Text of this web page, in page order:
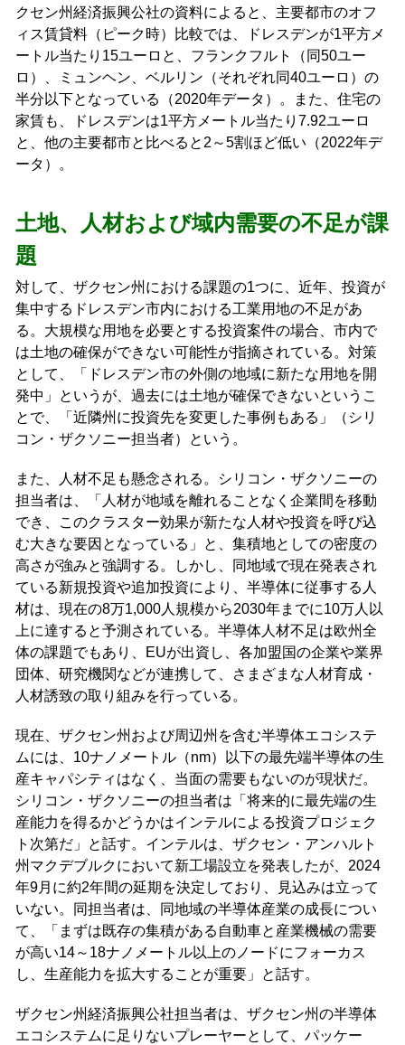
クセン州経済振興公社の資料によると、主要都市のオフ
ィス賃貸料（ピーク時）比較では、ドレスデンが1平方メ
ートル当たり15ユーロと、フランクフルト（同50ユー
ロ）、ミュンヘン、ベルリン（それぞれ同40ユーロ）の
半分以下となっている（2020年データ）。また、住宅の
家賃も、ドレスデンは1平方メートル当たり7.92ユーロ
と、他の主要都市と比べると2～5割ほど低い（2022年デ
ータ）。
土地、人材および域内需要の不足が課
題
対して、ザクセン州における課題の1つに、近年、投資が
集中するドレスデン市内における工業用地の不足があ
る。大規模な用地を必要とする投資案件の場合、市内で
は土地の確保ができない可能性が指摘されている。対策
として、「ドレスデン市の外側の地域に新たな用地を開
発中」というが、過去には土地が確保できないというこ
とで、「近隣州に投資先を変更した事例もある」（シリ
コン・ザクソニー担当者）という。
また、人材不足も懸念される。シリコン・ザクソニーの
担当者は、「人材が地域を離れることなく企業間を移動
でき、このクラスター効果が新たな人材や投資を呼び込
む大きな要因となっている」と、集積地としての密度の
高さが強みと強調する。しかし、同地域で現在発表され
ている新規投資や追加投資により、半導体に従事する人
材は、現在の8万1,000人規模から2030年までに10万人以
上に達すると予測されている。半導体人材不足は欧州全
体の課題でもあり、EUが出資し、各加盟国の企業や業界
団体、研究機関などが連携して、さまざまな人材育成・
人材誘致の取り組みを行っている。
現在、ザクセン州および周辺州を含む半導体エコシステ
ムには、10ナノメートル（nm）以下の最先端半導体の生
産キャパシティはなく、当面の需要もないのが現状だ。
シリコン・ザクソニーの担当者は「将来的に最先端の生
産能力を得るかどうかはインテルによる投資プロジェク
ト次第だ」と話す。インテルは、ザクセン・アンハルト
州マクデブルクにおいて新工場設立を発表したが、2024
年9月に約2年間の延期を決定しており、見込みは立って
いない。同担当者は、同地域の半導体産業の成長につい
て、「まずは既存の集積がある自動車と産業機械の需要
が高い14～18ナノメートル以上のノードにフォーカス
し、生産能力を拡大することが重要」と話す。
ザクセン州経済振興公社担当者は、ザクセン州の半導体
エコシステムに足りないプレーヤーとして、パッケー